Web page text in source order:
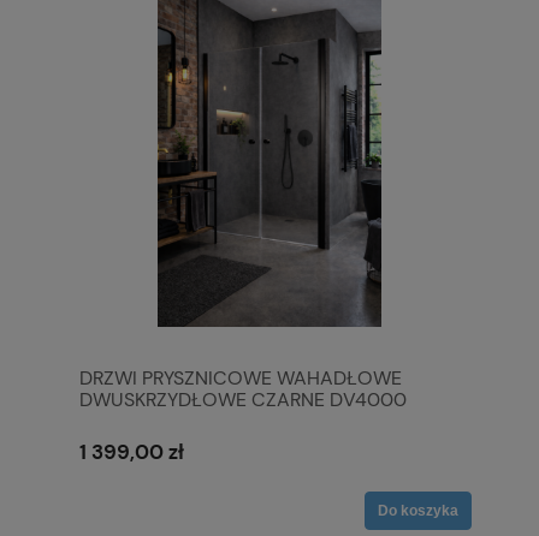
DRZWI PRYSZNICOWE WAHADŁOWE
DWUSKRZYDŁOWE CZARNE DV4000
1 399,00 zł
Do koszyka